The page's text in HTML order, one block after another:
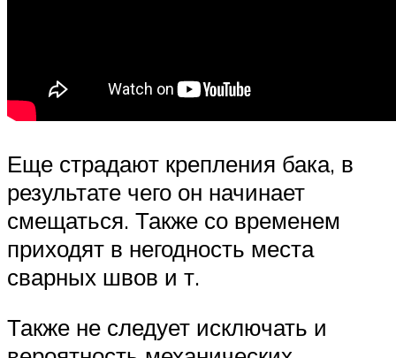
Еще страдают крепления бака, в
результате чего он начинает
смещаться. Также со временем
приходят в негодность места
сварных швов и т.
Также не следует исключать и